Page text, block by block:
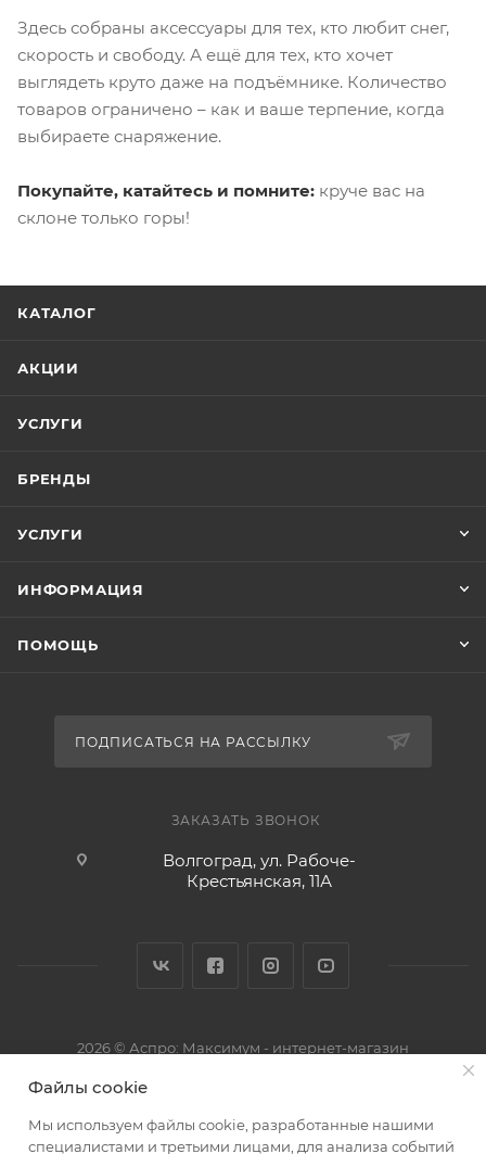
Здесь собраны аксессуары для тех, кто любит снег,
скорость и свободу. А ещё для тех, кто хочет
выглядеть круто даже на подъёмнике. Количество
товаров ограничено – как и ваше терпение, когда
выбираете снаряжение.
Покупайте, катайтесь и помните: круче вас на
склоне только горы!
КАТАЛОГ
АКЦИИ
УСЛУГИ
БРЕНДЫ
УСЛУГИ
ИНФОРМАЦИЯ
ПОМОЩЬ
ПОДПИСАТЬСЯ НА РАССЫЛКУ
ЗАКАЗАТЬ ЗВОНОК
Волгоград, ул. Рабоче-
Крестьянская, 11А
2026 © Аспро: Максимум - интернет-магазин
Файлы cookie
Мы используем файлы cookie, разработанные нашими
специалистами и третьими лицами, для анализа событий